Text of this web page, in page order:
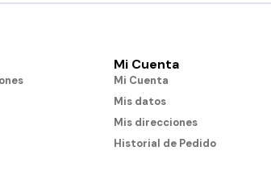
Mi Cuenta
Mi Cuenta
Mis datos
Mis direcciones
Historial de Pedido